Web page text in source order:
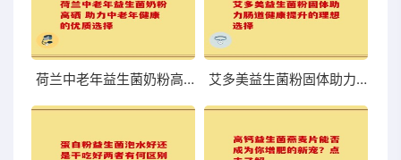
荷兰中老年益生菌奶粉高硒 助力中老年健康的优质选择 艾多美益生菌粉固体助力肠道健康提升的理想选择